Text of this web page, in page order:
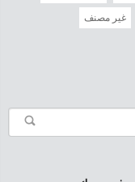
غير مصنف